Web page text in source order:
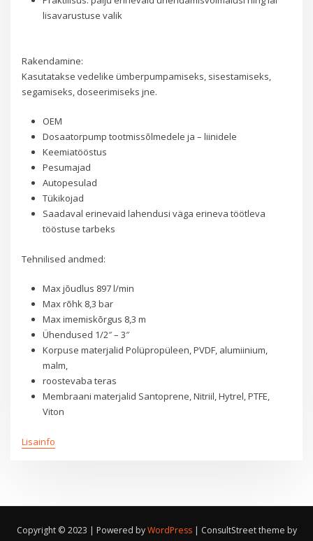
lisavarustuse valik
Rakendamine:
Kasutatakse vedelike ümberpumpamiseks, sisestamiseks,
segamiseks, doseerimiseks jne.
OEM
Dosaatorpump tootmissõlmedele ja – liinidele
Keemiatööstus
Pesumajad
Autopesulad
Tükikojad
Saadaval erinevaid lahendusi väga erineva töötleva
tööstuse tarbeks
Tehnilised andmed:
Max jõudlus 897 l/min
Max rõhk 8,3 bar
Max imemiskõrgus 8,3 m
Ühendused 1/2″ – 3″
Korpuse materjalid Polüpropüleen, PVDF, alumiinium,
malm,
roostevaba teras
Membraani materjalid Santoprene, Nitriil, Hytrel, PTFE,
Viton
Lisainfo
Copyright © 2023 | Powered byWordPress | ConsultStreet theme by